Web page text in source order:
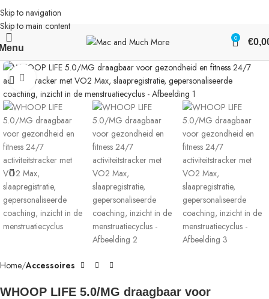
Skip to navigation
Skip to main content
0 €
Klik om te vergroten
Home Accessoires
WHOOP LIFE 5.0/MG draagbaar voor